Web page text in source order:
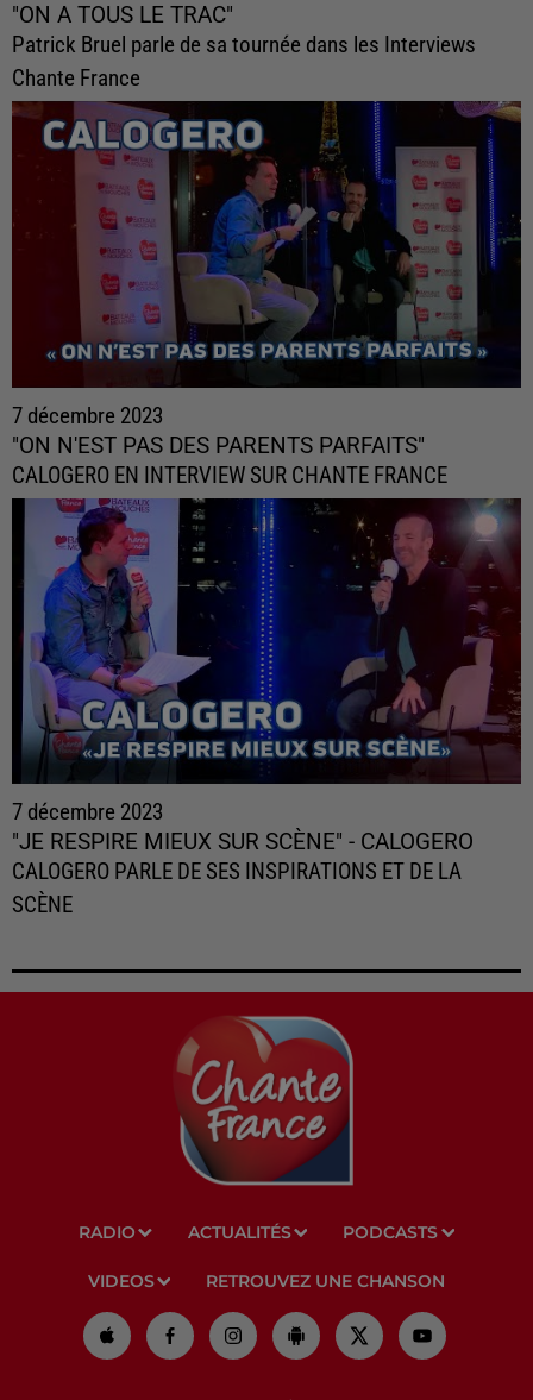
"ON A TOUS LE TRAC"
Patrick Bruel parle de sa tournée dans les Interviews
Chante France
7 décembre 2023
"ON N'EST PAS DES PARENTS PARFAITS"
CALOGERO EN INTERVIEW SUR CHANTE FRANCE
7 décembre 2023
"JE RESPIRE MIEUX SUR SCÈNE" - CALOGERO
CALOGERO PARLE DE SES INSPIRATIONS ET DE LA
SCÈNE
RADIO ACTUALITÉS PODCASTS
VIDEOS RETROUVEZ UNE CHANSON